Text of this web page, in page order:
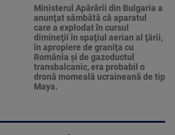
Ministerul Apărării din Bulgaria a
anunţat sâmbătă că aparatul
care a explodat în cursul
dimineţii în spaţiul aerian al ţării,
în apropiere de graniţa cu
România şi de gazoductul
transbalcanic, era probabil o
dronă momeală ucraineană de tip
Maya.